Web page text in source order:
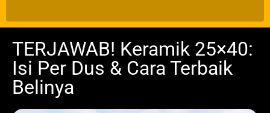
TERJAWAB! Keramik 25×40:
Isi Per Dus & Cara Terbaik
Belinya